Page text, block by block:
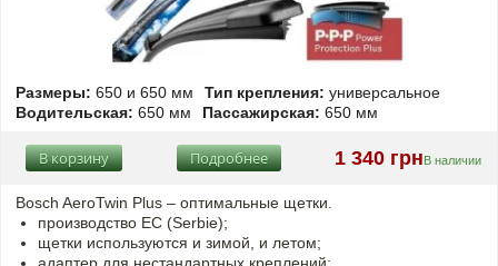
Размеры: 650 и 650 мм Тип крепления: универсальное
Водительская: 650 мм Пассажирская: 650 мм
1 340 грнВ наличии
Подробнее
В корзину
Bosch AeroTwin Plus – оптимальные щетки.
производство ЕС (Serbie);
щетки используются и зимой, и летом;